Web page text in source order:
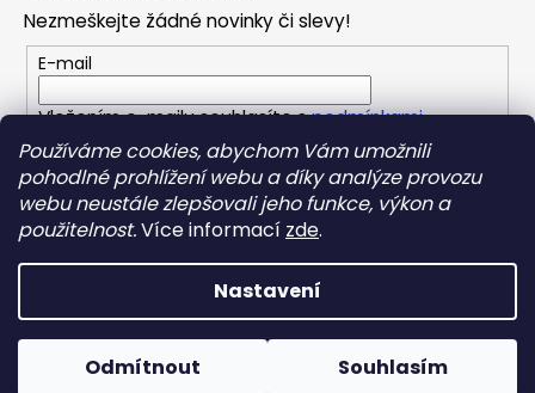
Používáme cookies, abychom Vám umožnili
pohodlné prohlížení webu a díky analýze provozu
webu neustále zlepšovali jeho funkce, výkon a
použitelnost.Více informací zde.
Nastavení
Odmítnout Souhlasím
Nezmeškejte žádné novinky či slevy!
E-mail
Vložením e-mailu souhlasíte spodmínkami
ochrany osobních údajů
PŘIHLÁSIT SE
Copyright 2026REPONIO. Všechna práva vyhrazena.
Upravit nastavení cookies